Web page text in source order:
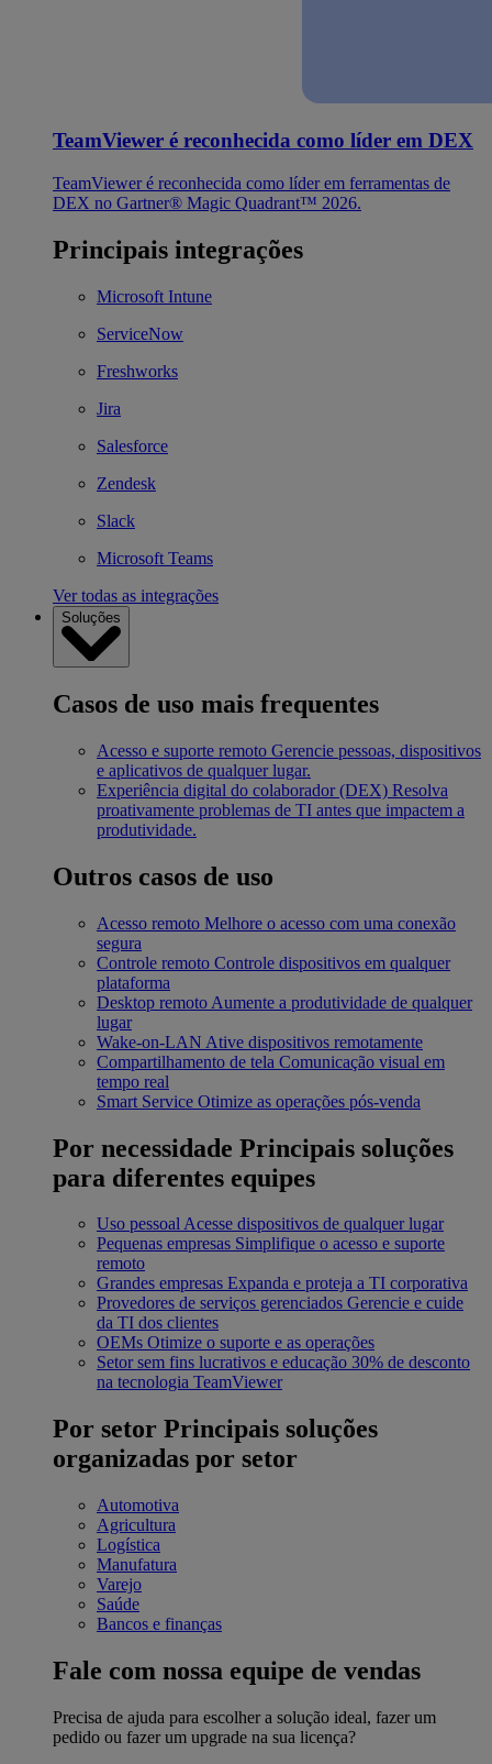
TeamViewer é reconhecida como líder em DEX
TeamViewer é reconhecida como líder em ferramentas de
DEX no Gartner® Magic Quadrant™ 2026.
Principais integrações
Microsoft Intune
ServiceNow
Freshworks
Jira
Salesforce
Zendesk
Slack
Microsoft Teams
Ver todas as integrações
Soluções
Casos de uso mais frequentes
Acesso e suporte remoto Gerencie pessoas, dispositivos
e aplicativos de qualquer lugar.
Experiência digital do colaborador (DEX) Resolva
proativamente problemas de TI antes que impactem a
produtividade.
Outros casos de uso
Acesso remoto Melhore o acesso com uma conexão
segura
Controle remoto Controle dispositivos em qualquer
plataforma
Desktop remoto Aumente a produtividade de qualquer
lugar
Wake-on-LAN Ative dispositivos remotamente
Compartilhamento de tela Comunicação visual em
tempo real
Smart Service Otimize as operações pós-venda
Por necessidade Principais soluções
para diferentes equipes
Uso pessoalAcesse dispositivos de qualquer lugar
Pequenas empresas Simplifique o acesso e suporte
remoto
Grandes empresas Expanda e proteja a TI corporativa
Provedores de serviços gerenciados Gerencie e cuide
da TI dos clientes
OEMs Otimize o suporte e as operações
Setor sem fins lucrativos e educação 30% de desconto
na tecnologia TeamViewer
Por setor Principais soluções
organizadas por setor
Automotiva
Agricultura
Logística
Manufatura
Varejo
Saúde
Bancos e finanças
Fale com nossa equipe de vendas
Precisa de ajuda para escolher a solução ideal, fazer um
pedido ou fazer um upgrade na sua licença?